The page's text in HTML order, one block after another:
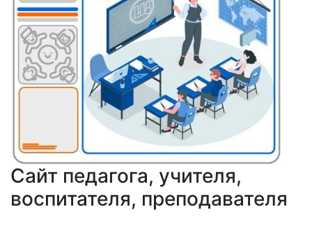
Сайт педагога, учителя,
воспитателя, преподавателя